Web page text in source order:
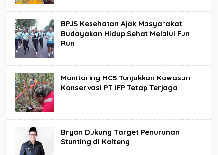
BPJS Kesehatan Ajak Masyarakat
Budayakan Hidup Sehat Melalui Fun
Run
Monitoring HCS Tunjukkan Kawasan
Konservasi PT IFP Tetap Terjaga
Bryan Dukung Target Penurunan
Stunting di Kalteng